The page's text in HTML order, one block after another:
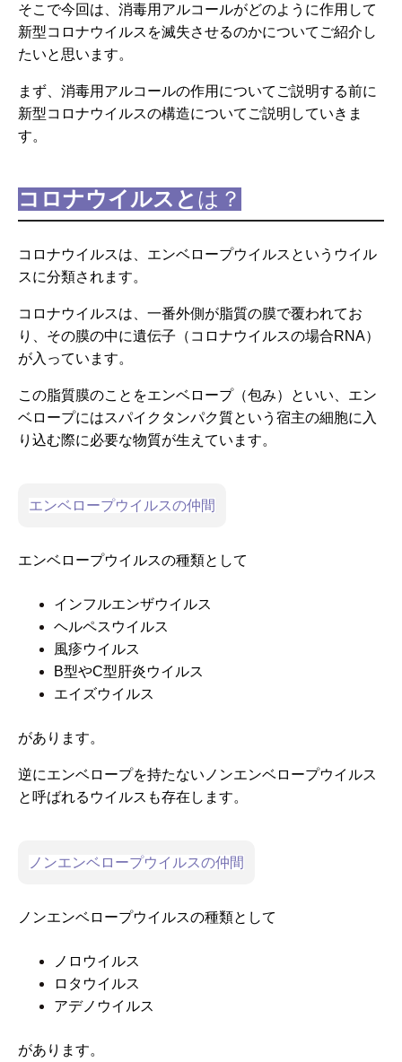
そこで今回は、消毒用アルコールがどのように作用して
新型コロナウイルスを滅失させるのかについてご紹介し
たいと思います。
まず、消毒用アルコールの作用についてご説明する前に
新型コロナウイルスの構造についてご説明していきま
す。
コロナウイルスと は？
コロナウイルスは、エンベロープウイルスというウイル
スに分類されます。
コロナウイルスは、一番外側が脂質の膜で覆われてお
り、その膜の中に遺伝子（コロナウイルスの場合RNA）
が入っています。
この脂質膜のことをエンベロープ（包み）といい、エン
ベロープにはスパイクタンパク質という宿主の細胞に入
り込む際に必要な物質が生えています。
エンベロープウイルスの仲間
エンベロープウイルスの種類として
インフルエンザウイルス
ヘルペスウイルス
風疹ウイルス
B型やC型肝炎ウイルス
エイズウイルス
があります。
逆にエンベロープを持たないノンエンベロープウイルス
と呼ばれるウイルスも存在します。
ノンエンベロープウイルスの仲間
ノンエンベロープウイルスの種類として
ノロウイルス
ロタウイルス
アデノウイルス
があります。